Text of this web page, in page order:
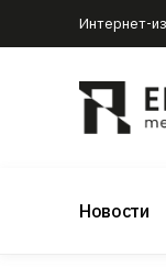
Интернет-
Новости